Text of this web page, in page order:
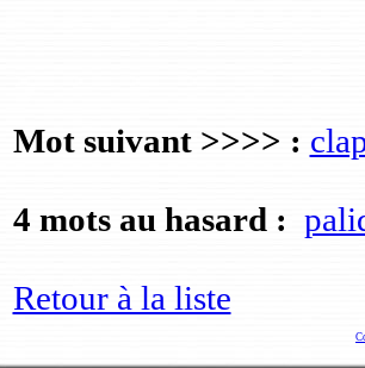
Mot suivant >>>> :
4 mots au hasard :
Retour à la liste